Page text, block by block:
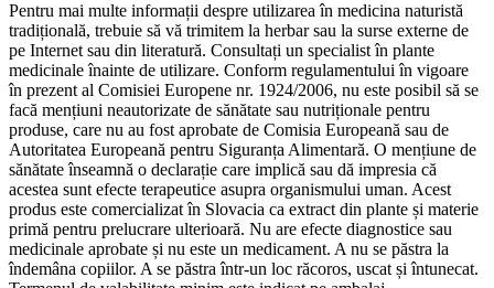
Pentru mai multe informații despre utilizarea în medicina naturistă
tradițională, trebuie să vă trimitem la herbar sau la surse externe de
pe Internet sau din literatură. Consultați un specialist în plante
medicinale înainte de utilizare. Conform regulamentului în vigoare
în prezent al Comisiei Europene nr. 1924/2006, nu este posibil să se
facă mențiuni neautorizate de sănătate sau nutriționale pentru
produse, care nu au fost aprobate de Comisia Europeană sau de
Autoritatea Europeană pentru Siguranța Alimentară. O mențiune de
sănătate înseamnă o declarație care implică sau dă impresia că
acestea sunt efecte terapeutice asupra organismului uman. Acest
produs este comercializat în Slovacia ca extract din plante și materie
primă pentru prelucrare ulterioară. Nu are efecte diagnostice sau
medicinale aprobate și nu este un medicament. A nu se păstra la
îndemâna copiilor. A se păstra într-un loc răcoros, uscat și întunecat.